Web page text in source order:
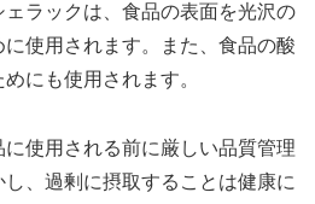
ラックは、食品の表面を光沢の
使用されます。また、食品の酸
にも使用されます。
使用される前に厳しい品質管理
、過剰に摂取することは健康に